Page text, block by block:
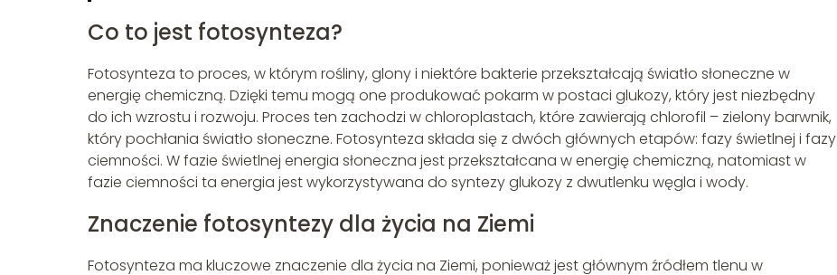
Co to jest fotosynteza?
Fotosynteza to proces, w którym rośliny, glony i niektóre bakterie przekształcają światło słoneczne w
energię chemiczną. Dzięki temu mogą one produkować pokarm w postaci glukozy, który jest niezbędny
do ich wzrostu i rozwoju. Proces ten zachodzi w chloroplastach, które zawierają chlorofil – zielony barwnik,
który pochłania światło słoneczne. Fotosynteza składa się z dwóch głównych etapów: fazy świetlnej i fazy
ciemności. W fazie świetlnej energia słoneczna jest przekształcana w energię chemiczną, natomiast w
fazie ciemności ta energia jest wykorzystywana do syntezy glukozy z dwutlenku węgla i wody.
Znaczenie fotosyntezy dla życia na Ziemi
Fotosynteza ma kluczowe znaczenie dla życia na Ziemi, ponieważ jest głównym źródłem tlenu w